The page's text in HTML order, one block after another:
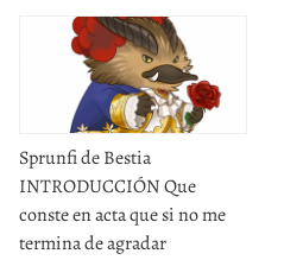
Sprunfi de Bestia
INTRODUCCIÓN Que
conste en acta que si no me
termina de agradar